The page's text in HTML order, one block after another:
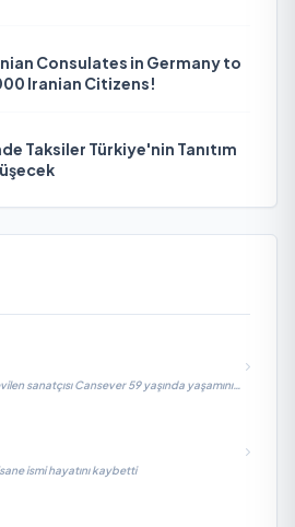
Consulates in Germany to
Iranian Citizens!
Taksiler Türkiye'nin Tanıtım
sanatçısı Cansever 59 yaşında yaşamını
ismi hayatını kaybetti